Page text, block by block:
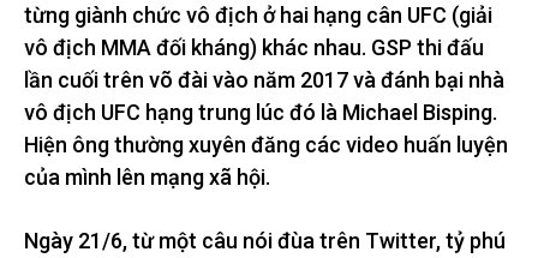
từng giành chức vô địch ở hai hạng cân UFC (giải
vô địch MMA đối kháng) khác nhau. GSP thi đấu
lần cuối trên võ đài vào năm 2017 và đánh bại nhà
vô địch UFC hạng trung lúc đó là Michael Bisping.
Hiện ông thường xuyên đăng các video huấn luyện
của mình lên mạng xã hội.
Ngày 21/6, từ một câu nói đùa trên Twitter, tỷ phú